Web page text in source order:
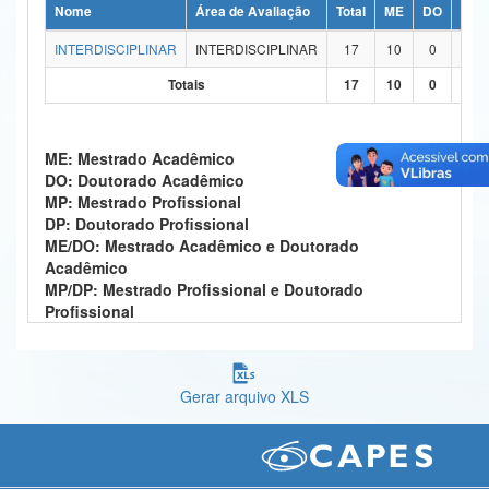
Ministério da Ciência, Tecnologia, Inovações e Comunicações
Ministério do Meio Ambiente
Ministério do Desenvolvimento Regional
Controladoria-Geral da União
Ministério da Mulher, da Família e dos Direitos Humanos
Secretaria-Geral
Nome Área de Avaliação Total ME DO
INTERDISCIPLINAR
INTERDISCIPLINAR 17 10 0
Totais
17 10 0
ME: Mestrado Acadêmico
DO: Doutorado Acadêmico
MP: Mestrado Profissional
DP: Doutorado Profissional
ME/DO: Mestrado Acadêmico e Doutorado
Acadêmico
MP/DP: Mestrado Profissional e Doutorado
Profissional
Gerar arquivo XLS